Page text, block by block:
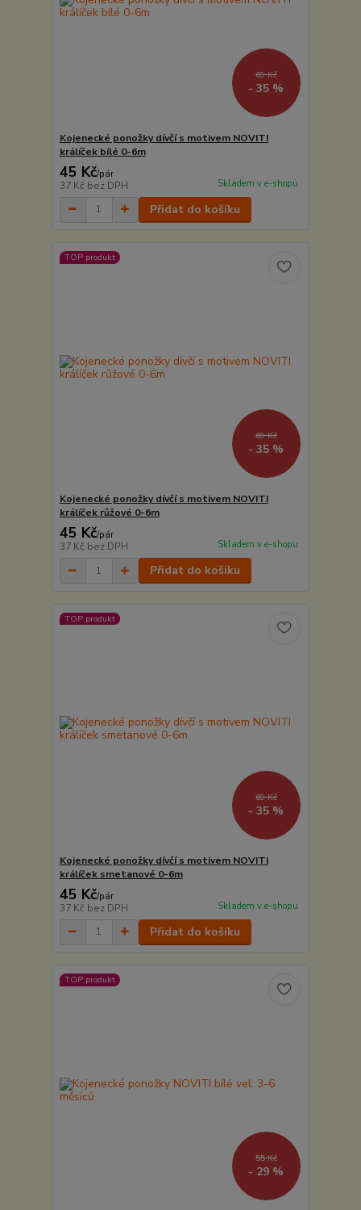
69 Kč
- 35 %
Kojenecké ponožky dívčí s motivem NOVITI
králíček bílé 0-6m
45 Kč/pár
37 Kč bez DPH Skladem v e-shopu
Přidat do košíku
TOP produkt
69 Kč
- 35 %
Kojenecké ponožky dívčí s motivem NOVITI
králíček růžové 0-6m
45 Kč/pár
37 Kč bez DPH Skladem v e-shopu
Přidat do košíku
TOP produkt
69 Kč
- 35 %
Kojenecké ponožky dívčí s motivem NOVITI
králíček smetanové 0-6m
45 Kč/pár
37 Kč bez DPH Skladem v e-shopu
Přidat do košíku
TOP produkt
55 Kč
- 29 %